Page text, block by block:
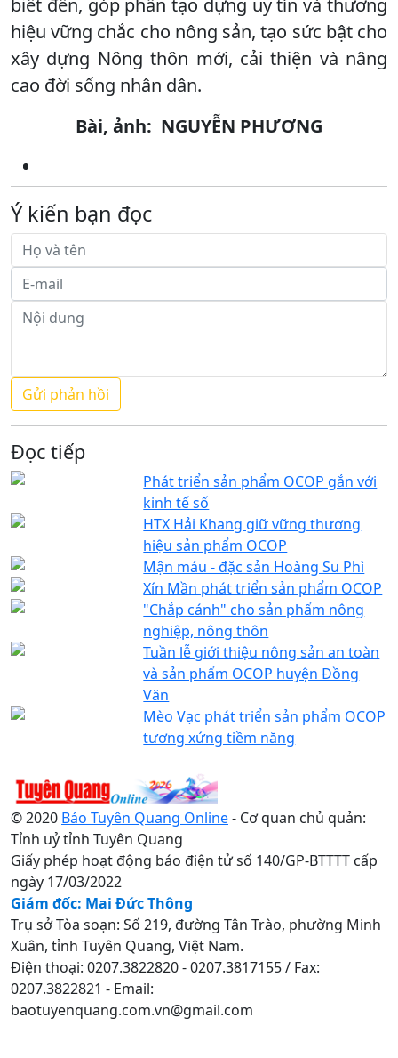
biết đến, góp phần tạo dựng uy tín và thương
hiệu vững chắc cho nông sản, tạo sức bật cho
xây dựng Nông thôn mới, cải thiện và nâng
cao đời sống nhân dân.
Bài, ảnh: NGUYỄN PHƯƠNG
Ý kiến bạn đọc
Đọc tiếp
Phát triển sản phẩm OCOP gắn với
kinh tế số
HTX Hải Khang giữ vững thương
hiệu sản phẩm OCOP
Mận máu - đặc sản Hoàng Su Phì
Xín Mần phát triển sản phẩm OCOP
"Chắp cánh" cho sản phẩm nông
nghiệp, nông thôn
Tuần lễ giới thiệu nông sản an toàn
và sản phẩm OCOP huyện Đồng
Văn
Mèo Vạc phát triển sản phẩm OCOP
tương xứng tiềm năng
© 2020 Báo Tuyên Quang Online- Cơ quan chủ quản:
Tỉnh uỷ tỉnh Tuyên Quang
Giấy phép hoạt động báo điện tử số 140/GP-BTTTT cấp
ngày 17/03/2022
Giám đốc: Mai Đức Thông
Trụ sở Tòa soạn: Số 219, đường Tân Trào, phường Minh
Xuân, tỉnh Tuyên Quang, Việt Nam.
Điện thoại: 0207.3822820 - 0207.3817155 / Fax:
0207.3822821 - Email:
baotuyenquang.com.vn@gmail.com